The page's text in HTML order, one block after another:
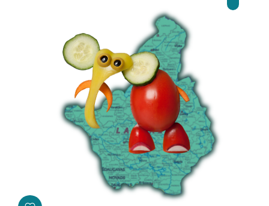
Mana programma
Festivāls